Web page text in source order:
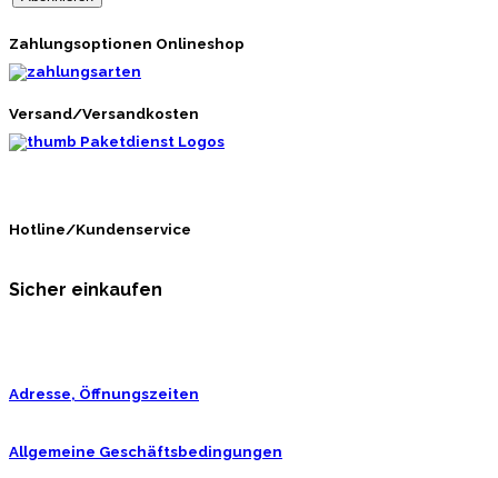
Zahlungsoptionen Onlineshop
Versand/Versandkosten
Hotline/Kundenservice
Sicher einkaufen
Adresse, Öffnungszeiten
Allgemeine Geschäftsbedingungen